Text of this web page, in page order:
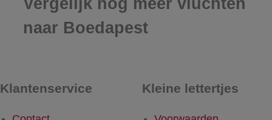
Vergelijk nog meer vluchten
naar Boedapest
Klantenservice Kleine lettertjes